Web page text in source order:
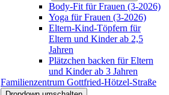
Body-Fit für Frauen (3-2026)
Yoga für Frauen (3-2026)
Eltern-Kind-Töpfern für
Eltern und Kinder ab 2,5
Jahren
Plätzchen backen für Eltern
und Kinder ab 3 Jahren
Familienzentrum Gottfried-Hötzel-Straße